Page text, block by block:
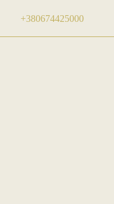
+380674425000